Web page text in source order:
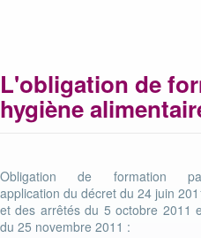
L'obligation de
hygiène
Obligation de formation
application du décret du 24 juin
et des arrêtés du 5 octobre 2011
du 25 novembre 2011 :